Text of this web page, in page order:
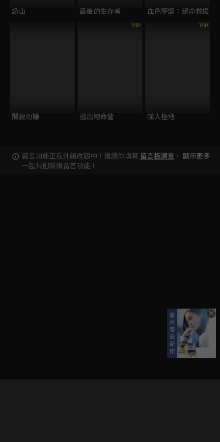
詭山 最後的生存者 血色聖誕：絕命救援
閣殺勿論
VIP
逃出絕命營
VIP
噬人極地
留言功能正在升級改版中！邀請你填寫 留言板調查 ，
一起共創新版留言功能！
顯示更多